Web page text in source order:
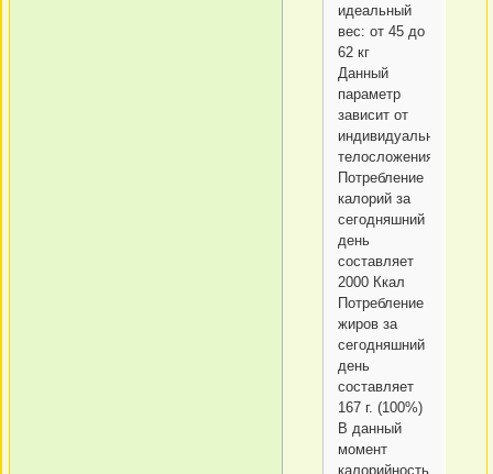
идеальный
вес: от 45 до
62 кг
Данный
параметр
зависит от
индивидуального
телосложения.
Потребление
калорий за
сегодняшний
день
составляет
2000 Ккал
Потребление
жиров за
сегодняшний
день
составляет
167 г. (100%)
В данный
момент
калорийность